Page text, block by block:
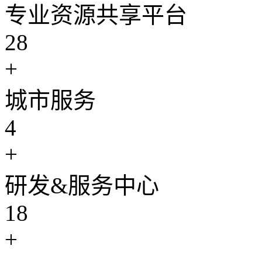
专业资源共享平台
28
+
城市服务
4
+
研发&服务中心
18
+